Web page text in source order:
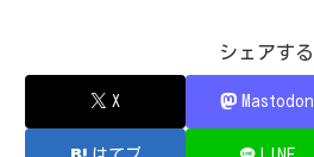
シェアする
X Mastodon